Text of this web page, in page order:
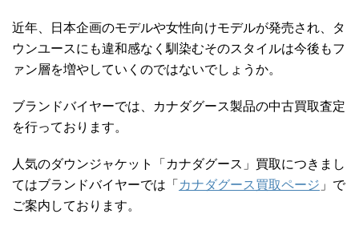
近年、日本企画のモデルや女性向けモデルが発売され、タ
ウンユースにも違和感なく馴染むそのスタイルは今後もフ
ァン層を増やしていくのではないでしょうか。
ブランドバイヤーでは、カナダグース製品の中古買取査定
を行っております。
人気のダウンジャケット「カナダグース」買取につきまし
てはブランドバイヤーでは「カナダグース買取ページ 」で
ご案内しております。